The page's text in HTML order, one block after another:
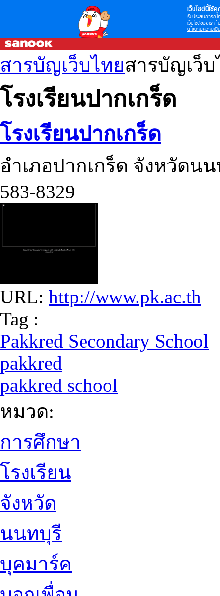
เว็บไซต์นี้ใช้คุ
รับประสบการณ์
เว็บไซต์ของเรา
นโยบายความเป็
สารบัญเว็บไทยสารบัญเว็
โรงเรียนปากเกร็ด
โรงเรียนปากเกร็ด
อำเภอปากเกร็ด จังหวัดน
583-8329
URL: http://www.pk.ac.th
Tag :
Pakkred Secondary School
pakkred
pakkred school
หมวด:
การศึกษา
โรงเรียน
จังหวัด
นนทบุรี
บุคมาร์ค